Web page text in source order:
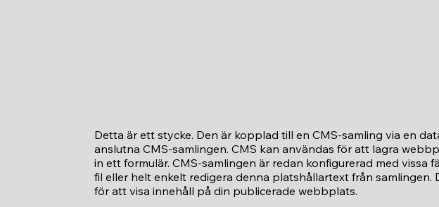
Detta är ett stycke. Den är kopplad till en CMS-samling via en
anslutna CMS-samlingen. CMS kan användas för att lagra
in ett formulär. CMS-samlingen är redan konfigurerad med
fil eller helt enkelt redigera denna platshållartext från
för att visa innehåll på din publicerade webbplats.